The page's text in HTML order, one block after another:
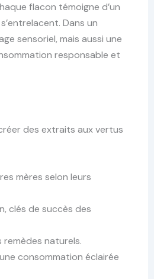
flacon témoigne d’un
Dans un
sensoriel, mais aussi une
responsable et
des extraits aux vertus
mères selon leurs
clés de succès des
remèdes naturels.
consommation éclairée